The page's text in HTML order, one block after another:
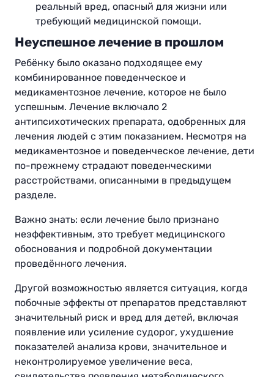
реальный вред, опасный для жизни или
требующий медицинской помощи.
Неуспешное лечение в прошлом
Ребёнку было оказано подходящее ему
комбинированное поведенческое и
медикаментозное лечение, которое не было
успешным. Лечение включало 2
антипсихотических препарата, одобренных для
лечения людей с этим показанием. Несмотря на
медикаментозное и поведенческое лечение, дети
по-прежнему страдают поведенческими
расстройствами, описанными в предыдущем
разделе.
Важно знать: если лечение было признано
неэффективным, это требует медицинского
обоснования и подробной документации
проведённого лечения.
Другой возможностью является ситуация, когда
побочные эффекты от препаратов представляют
значительный риск и вред для детей, включая
появление или усиление судорог, ухудшение
показателей анализа крови, значительное и
неконтролируемое увеличение веса,